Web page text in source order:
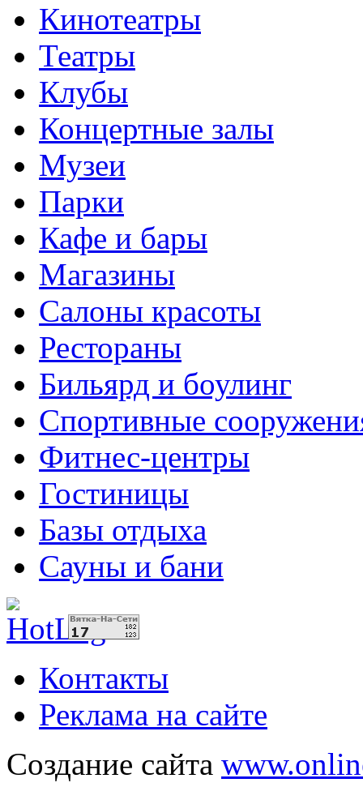
Кинотеатры
Театры
Клубы
Концертные залы
Музеи
Парки
Кафе и бары
Магазины
Салоны красоты
Рестораны
Бильярд и боулинг
Спортивные
Фитнес-центры
Гостиницы
Базы отдыха
Сауны и бани
Контакты
Реклама на сайте
Создание сайта